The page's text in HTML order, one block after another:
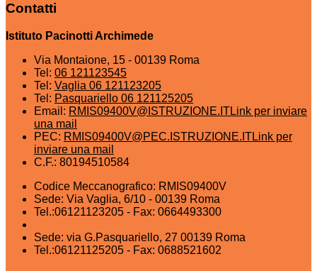
Contatti
Istituto Pacinotti Archimede
Via Montaione, 15 - 00139 Roma
Tel: 06 121123545
Tel: Vaglia 06 121123205
Tel: Pasquariello 06 121125205
Email: RMIS09400V@ISTRUZIONE.ITLink per inviare
una mail
PEC: RMIS09400V@PEC.ISTRUZIONE.ITLink per
inviare una mail
C.F.: 80194510584
Codice Meccanografico: RMIS09400V
Sede: Via Vaglia, 6/10 - 00139 Roma
Tel.:06121123205 - Fax: 0664493300
Sede: via G.Pasquariello, 27 00139 Roma
Tel.:06121125205 - Fax: 0688521602